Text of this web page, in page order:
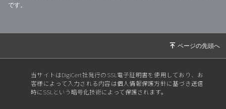
【御歳暮受付中】
2025/10/30 【20205稲刈り完了!】
です。
当サイトはDigiCert社発行のSSL電子証明書を使用しており、お
客様によって入力される内容は個人情報保護方針に基づき送信
時にSSLという暗号化技術によって保護されます。